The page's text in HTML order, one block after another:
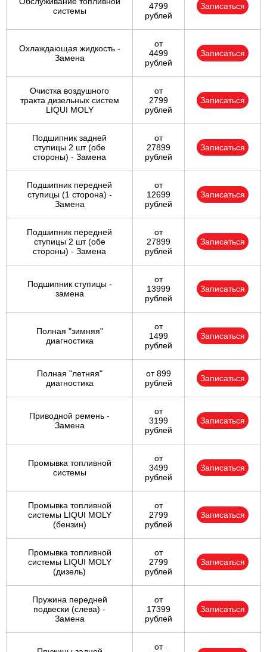
системы
4799
рублей
Записаться
Охлаждающая жидкость -
Замена
от
4499
рублей
Записаться
Очистка воздушного
тракта дизельных систем
LIQUI MOLY
от
2799
рублей
Записаться
Подшипник задней
ступицы 2 шт (обе
стороны) - Замена
от
27899
рублей
Записаться
Подшипник передней
ступицы (1 сторона) -
Замена
от
12699
рублей
Записаться
Подшипник передней
ступицы 2 шт (обе
стороны) - Замена
от
27899
рублей
Записаться
Подшипник ступицы -
замена
от
13999
рублей
Записаться
Полная "зимняя"
диагностика
от
1499
рублей
Записаться
Полная "летняя"
диагностика
от 899
рублей
Записаться
Приводной ремень -
Замена
от
3199
рублей
Записаться
Промывка топливной
системы
от
3499
рублей
Записаться
Промывка топливной
системы LIQUI MOLY
(бензин)
от
2799
рублей
Записаться
Промывка топливной
системы LIQUI MOLY
(дизель)
от
2799
рублей
Записаться
Пружина передней
подвески (слева) -
Замена
от
17399
рублей
Записаться
от